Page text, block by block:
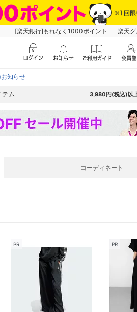
[楽天銀行]もれなく1000ポイント 楽天
知らせ
ム 3,980円(税込)以
コーディネート
PR PR